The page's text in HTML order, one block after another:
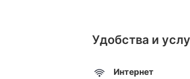
Удобства и
Интернет